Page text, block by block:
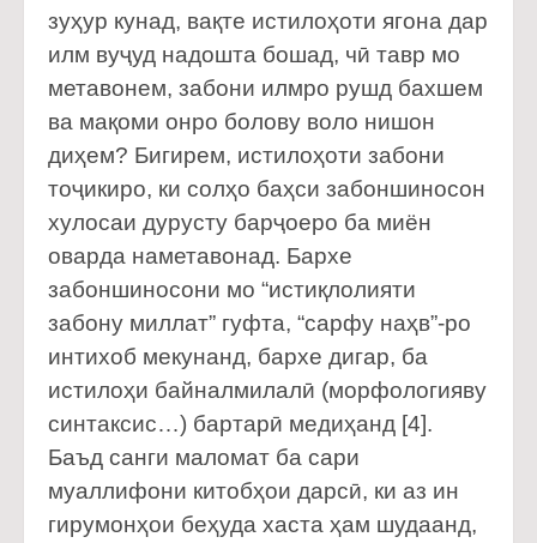
зуҳур кунад, вақте истилоҳоти ягона дар
илм вуҷуд надошта бошад, чӣ тавр мо
метавонем, забони илмро рушд бахшем
ва мақоми онро болову воло нишон
диҳем? Бигирем, истилоҳоти забони
тоҷикиро, ки солҳо баҳси забоншиносон
хулосаи дурусту барҷоеро ба миён
оварда наметавонад. Бархе
забоншиносони мо “истиқлолияти
забону миллат” гуфта, “сарфу наҳв”-ро
интихоб мекунанд, бархе дигар, ба
истилоҳи байналмилалӣ (морфологияву
синтаксис…) бартарӣ медиҳанд [4].
Баъд санги маломат ба сари
муаллифони китобҳои дарсӣ, ки аз ин
гирумонҳои беҳуда хаста ҳам шудаанд,